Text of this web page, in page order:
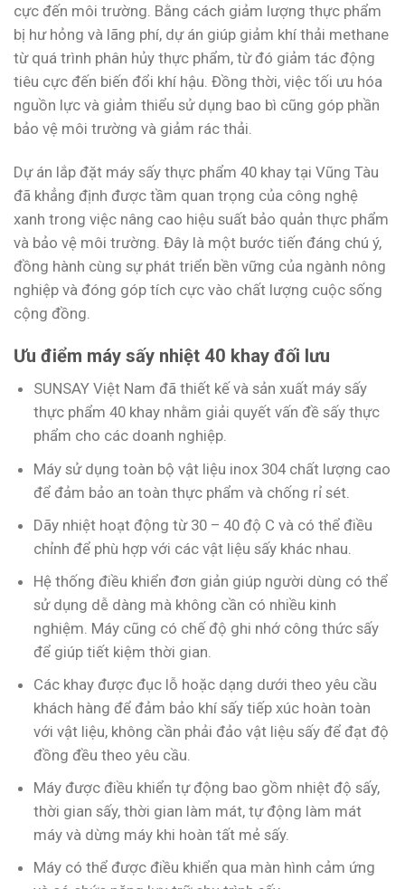
cực đến môi trường. Bằng cách giảm lượng thực phẩm
bị hư hỏng và lãng phí, dự án giúp giảm khí thải methane
từ quá trình phân hủy thực phẩm, từ đó giảm tác động
tiêu cực đến biến đổi khí hậu. Đồng thời, việc tối ưu hóa
nguồn lực và giảm thiểu sử dụng bao bì cũng góp phần
bảo vệ môi trường và giảm rác thải.
Dự án lắp đặt máy sấy thực phẩm 40 khay tại Vũng Tàu
đã khẳng định được tầm quan trọng của công nghệ
xanh trong việc nâng cao hiệu suất bảo quản thực phẩm
và bảo vệ môi trường. Đây là một bước tiến đáng chú ý,
đồng hành cùng sự phát triển bền vững của ngành nông
nghiệp và đóng góp tích cực vào chất lượng cuộc sống
cộng đồng.
Ưu điểm máy sấy nhiệt 40 khay đối lưu
SUNSAY Việt Nam đã thiết kế và sản xuất máy sấy
thực phẩm 40 khay nhằm giải quyết vấn đề sấy thực
phẩm cho các doanh nghiệp.
Máy sử dụng toàn bộ vật liệu inox 304 chất lượng cao
để đảm bảo an toàn thực phẩm và chống rỉ sét.
Dãy nhiệt hoạt động từ 30 – 40 độ C và có thể điều
chỉnh để phù hợp với các vật liệu sấy khác nhau.
Hệ thống điều khiển đơn giản giúp người dùng có thể
sử dụng dễ dàng mà không cần có nhiều kinh
nghiệm. Máy cũng có chế độ ghi nhớ công thức sấy
để giúp tiết kiệm thời gian.
Các khay được đục lỗ hoặc dạng dưới theo yêu cầu
khách hàng để đảm bảo khí sấy tiếp xúc hoàn toàn
với vật liệu, không cần phải đảo vật liệu sấy để đạt độ
đồng đều theo yêu cầu.
Máy được điều khiển tự động bao gồm nhiệt độ sấy,
thời gian sấy, thời gian làm mát, tự động làm mát
máy và dừng máy khi hoàn tất mẻ sấy.
Máy có thể được điều khiển qua màn hình cảm ứng